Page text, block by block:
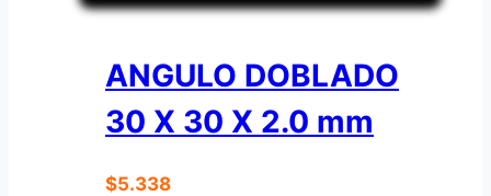
ANGULO DOBLADO
30 X 30 X 2.0 mm
$5.338